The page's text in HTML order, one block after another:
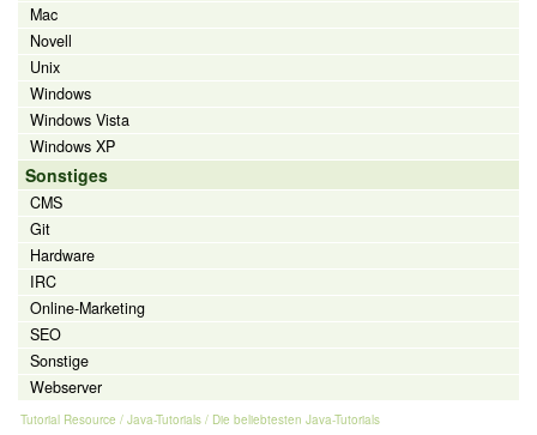
Mac
Novell
Unix
Windows
Windows Vista
Windows XP
Sonstiges
CMS
Git
Hardware
IRC
Online-Marketing
SEO
Sonstige
Webserver
Tutorial Resource / Java-Tutorials / Die beliebtesten Java-Tutorials